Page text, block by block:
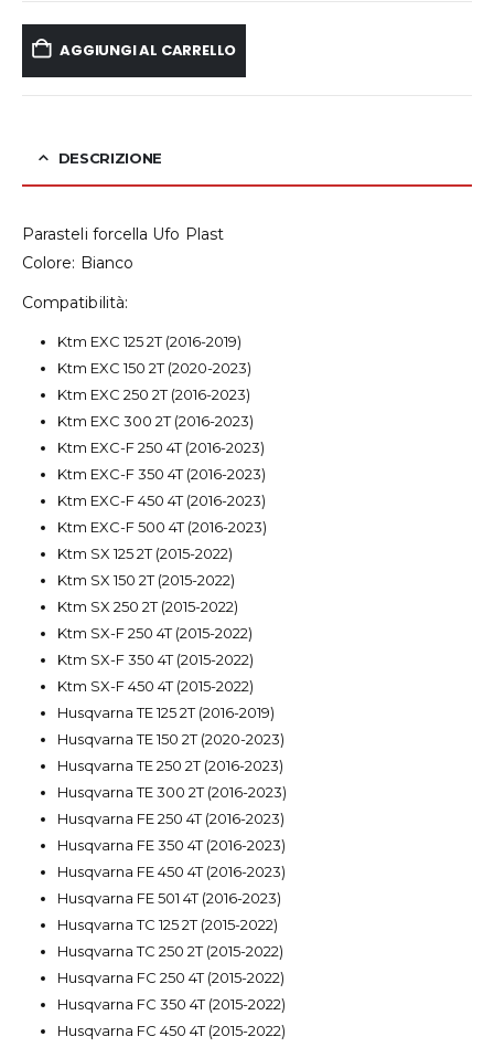
AGGIUNGI AL CARRELLO
DESCRIZIONE
Parasteli forcella Ufo Plast
Colore: Bianco
Compatibilità:
Ktm EXC 125 2T (2016-2019)
Ktm EXC 150 2T (2020-2023)
Ktm EXC 250 2T (2016-2023)
Ktm EXC 300 2T (2016-2023)
Ktm EXC-F 250 4T (2016-2023)
Ktm EXC-F 350 4T (2016-2023)
Ktm EXC-F 450 4T (2016-2023)
Ktm EXC-F 500 4T (2016-2023)
Ktm SX 125 2T (2015-2022)
Ktm SX 150 2T (2015-2022)
Ktm SX 250 2T (2015-2022)
Ktm SX-F 250 4T (2015-2022)
Ktm SX-F 350 4T (2015-2022)
Ktm SX-F 450 4T (2015-2022)
Husqvarna TE 125 2T (2016-2019)
Husqvarna TE 150 2T (2020-2023)
Husqvarna TE 250 2T (2016-2023)
Husqvarna TE 300 2T (2016-2023)
Husqvarna FE 250 4T (2016-2023)
Husqvarna FE 350 4T (2016-2023)
Husqvarna FE 450 4T (2016-2023)
Husqvarna FE 501 4T (2016-2023)
Husqvarna TC 125 2T (2015-2022)
Husqvarna TC 250 2T (2015-2022)
Husqvarna FC 250 4T (2015-2022)
Husqvarna FC 350 4T (2015-2022)
Husqvarna FC 450 4T (2015-2022)